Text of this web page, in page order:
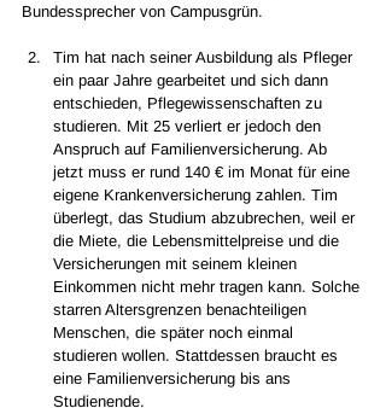
Bundessprecher von Campusgrün.
Tim hat nach seiner Ausbildung als Pfleger
ein paar Jahre gearbeitet und sich dann
entschieden, Pflegewissenschaften zu
studieren. Mit 25 verliert er jedoch den
Anspruch auf Familienversicherung. Ab
jetzt muss er rund 140 € im Monat für eine
eigene Krankenversicherung zahlen. Tim
überlegt, das Studium abzubrechen, weil er
die Miete, die Lebensmittelpreise und die
Versicherungen mit seinem kleinen
Einkommen nicht mehr tragen kann. Solche
starren Altersgrenzen benachteiligen
Menschen, die später noch einmal
studieren wollen. Stattdessen braucht es
eine Familienversicherung bis ans
Studienende.